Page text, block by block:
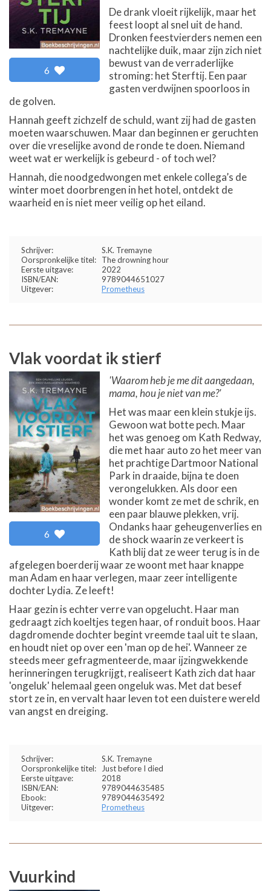
6
De drank vloeit rijkelijk, maar het
feest loopt al snel uit de hand.
Dronken feestvierders nemen een
nachtelijke duik, maar zijn zich niet
bewust van de verraderlijke
stroming: het Sterftij. Een paar
gasten verdwijnen spoorloos in
de golven.
Hannah geeft zichzelf de schuld, want zij had de gasten
moeten waarschuwen. Maar dan beginnen er geruchten
over die vreselijke avond de ronde te doen. Niemand
weet wat er werkelijk is gebeurd - of toch wel?
Hannah, die noodgedwongen met enkele collega’s de
winter moet doorbrengen in het hotel, ontdekt de
waarheid en is niet meer veilig op het eiland.
Schrijver:
S.K. Tremayne
Oorspronkelijke titel:
The drowning hour
Eerste uitgave:
2022
ISBN/EAN:
9789044651027
Uitgever:
Prometheus
Vlak voordat ik stierf
6
'Waarom heb je me dit aangedaan,
mama, hou je niet van me?'
Het was maar een klein stukje ijs.
Gewoon wat botte pech. Maar
het was genoeg om Kath Redway,
die met haar auto zo het meer van
het prachtige Dartmoor National
Park in draaide, bijna te doen
verongelukken. Als door een
wonder komt ze met de schrik, en
een paar blauwe plekken, vrij.
Ondanks haar geheugenverlies en
de shock waarin ze verkeert is
Kath blij dat ze weer terug is in de
afgelegen boerderij waar ze woont met haar knappe
man Adam en haar verlegen, maar zeer intelligente
dochter Lydia. Ze leeft!
Haar gezin is echter verre van opgelucht. Haar man
gedraagt zich koeltjes tegen haar, of ronduit boos. Haar
dagdromende dochter begint vreemde taal uit te slaan,
en houdt niet op over een 'man op de hei'. Wanneer ze
steeds meer gefragmenteerde, maar ijzingwekkende
herinneringen terugkrijgt, realiseert Kath zich dat haar
'ongeluk' helemaal geen ongeluk was. Met dat besef
stort ze in, en vervalt haar leven tot een duistere wereld
van angst en dreiging.
Schrijver:
S.K. Tremayne
Oorspronkelijke titel:
Just before I died
Eerste uitgave:
2018
ISBN/EAN:
9789044635485
Ebook:
9789044635492
Uitgever:
Prometheus
Vuurkind